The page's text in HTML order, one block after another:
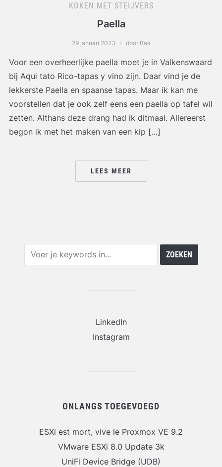
KOKEN MET STEIJVERS
Paella
29 januari 2023 door Bas
Voor een overheerlijke paella moet je in Valkenswaard
bij Aqui tato Rico-tapas y vino zijn. Daar vind je de
lekkerste Paella en spaanse tapas. Maar ik kan me
voorstellen dat je ook zelf eens een paella op tafel wil
zetten. Althans deze drang had ik ditmaal. Allereerst
begon ik met het maken van een kip […]
LEES MEER
LinkedIn
Instagram
ONLANGS TOEGEVOEGD
ESXi est mort, vive le Proxmox VE 9.2
VMware ESXi 8.0 Update 3k
UniFi Device Bridge (UDB)